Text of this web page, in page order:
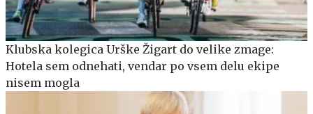
Klubska kolegica Urške Žigart do velike zmage:
Hotela sem odnehati, vendar po vsem delu ekipe
nisem mogla